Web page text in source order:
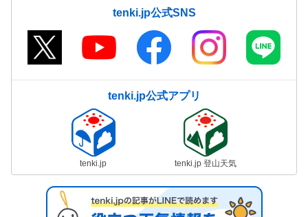
tenki.jp公式SNS
tenki.jp公式アプリ
tenki.jp tenki.jp 登山天気